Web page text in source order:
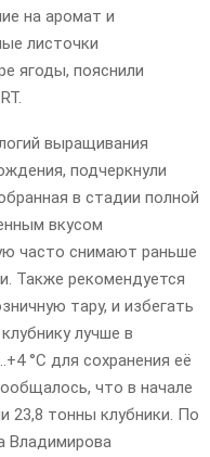
на аромат и
листочки
ягоды, пояснили
выращивания
подчеркнули
в стадии полной
вкусом
часто снимают раньше
Также рекомендуется
тару, и избегать
лучше в
°C для сохранения её
что в начале
23,8 тонны клубники. По
Владимирова